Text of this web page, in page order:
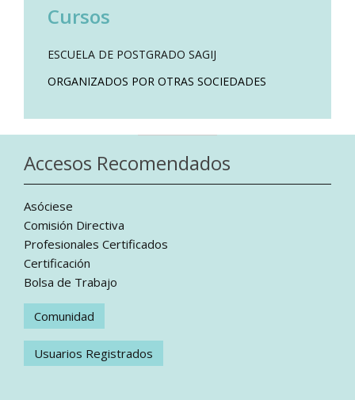
Cursos
ESCUELA DE POSTGRADO SAGIJ
ORGANIZADOS POR OTRAS SOCIEDADES
Accesos Recomendados
Asóciese
Comisión Directiva
Profesionales Certificados
Certificación
Bolsa de Trabajo
Comunidad
Usuarios Registrados